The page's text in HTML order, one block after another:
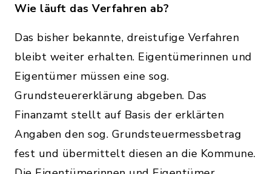
Wie läuft das Verfahren ab?
Das bisher bekannte, dreistufige Verfahren
bleibt weiter erhalten. Eigentümerinnen und
Eigentümer müssen eine sog.
Grundsteuererklärung abgeben. Das
Finanzamt stellt auf Basis der erklärten
Angaben den sog. Grundsteuermessbetrag
fest und übermittelt diesen an die Kommune.